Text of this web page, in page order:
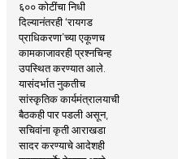
६०० कोटींचा निधी
दिल्यानंतरही ‘रायगड
प्राधिकरणा’च्या एकूणच
कामकाजावरही प्रश्नचिन्ह
उपस्थित करण्यात आले.
यासंदर्भात नुकतीच
सांस्कृतिक कार्यमंत्रालयाची
बैठकही पार पडली असून,
सचिवांना कृती आराखडा
सादर करण्याचे आदेशही